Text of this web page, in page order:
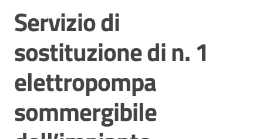
appaltanti
Salta al contenuto
Servizio di
sostituzione di n. 1
elettropompa
sommergibile